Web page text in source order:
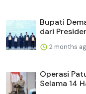
Bupati
dari
2 months
Operasi
Selama 14